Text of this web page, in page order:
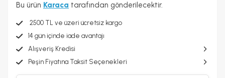
Bu ürün Karaca tarafından gönderilecektir.
2500 TL ve üzeri ücretsiz kargo
14 gün içinde iade avantajı
Alışveriş Kredisi
Peşin Fiyatına Taksit Seçenekleri